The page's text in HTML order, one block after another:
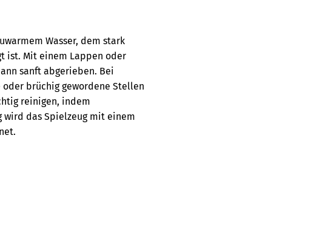
Wasser, dem stark
ist. Mit einem Lappen oder
sanft abgerieben. Bei
brüchig gewordene Stellen
reinigen, indem
wird das Spielzeug mit einem